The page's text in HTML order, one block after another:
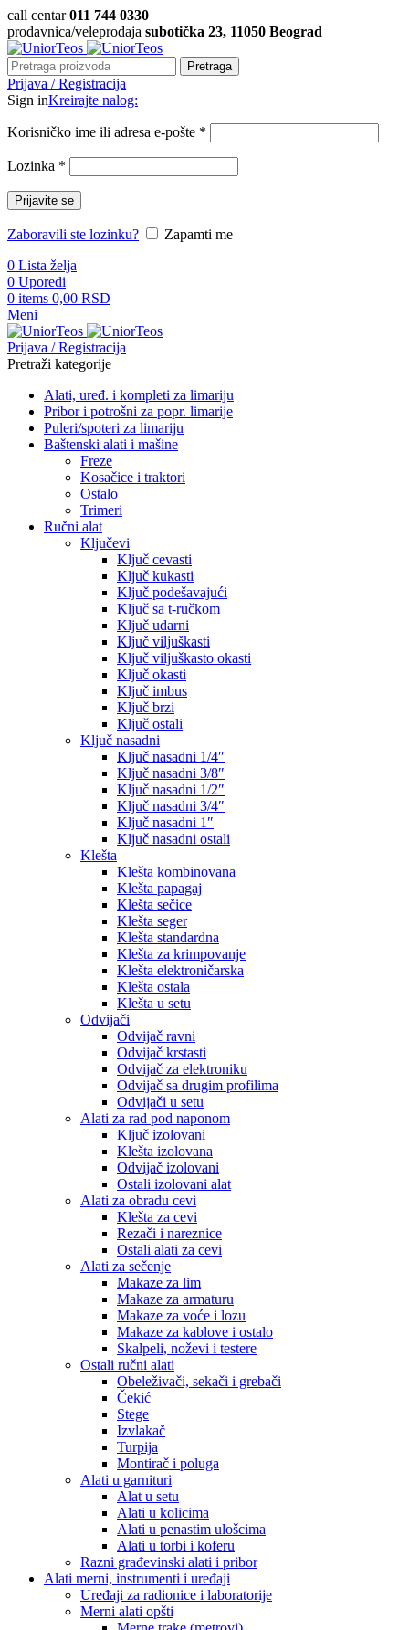
call centar011 744 0330
prodavnica/veleprodaja subotička 23, 11050 Beograd
Pretraga
Prijava / Registracija
Sign inKreirajte nalog:
Korisničko ime ili adresa e-pošte *
Lozinka *
Prijavite se
Zaboravili ste lozinku?
Zapamti me
0 Lista želja
0 Uporedi
0 items 0,00 RSD
Meni
Prijava / Registracija
Pretraži kategorije
Alati, uređ. i kompleti za limariju
Pribor i potrošni za popr. limarije
Puleri/spoteri za limariju
Baštenski alati i mašine
Freze
Kosačice i traktori
Ostalo
Trimeri
Ručni alat
Ključevi
Ključ cevasti
Ključ kukasti
Ključ podešavajući
Ključ sa t-ručkom
Ključ udarni
Ključ viljuškasti
Ključ viljuškasto okasti
Ključ okasti
Ključ imbus
Ključ brzi
Ključ ostali
Ključ nasadni
Ključ nasadni 1/4″
Ključ nasadni 3/8″
Ključ nasadni 1/2″
Ključ nasadni 3/4″
Ključ nasadni 1″
Ključ nasadni ostali
Klešta
Klešta kombinovana
Klešta papagaj
Klešta sečice
Klešta seger
Klešta standardna
Klešta za krimpovanje
Klešta elektroničarska
Klešta ostala
Klešta u setu
Odvijači
Odvijač ravni
Odvijač krstasti
Odvijač za elektroniku
Odvijač sa drugim profilima
Odvijači u setu
Alati za rad pod naponom
Ključ izolovani
Klešta izolovana
Odvijač izolovani
Ostali izolovani alat
Alati za obradu cevi
Klešta za cevi
Rezači i nareznice
Ostali alati za cevi
Alati za sečenje
Makaze za lim
Makaze za armaturu
Makaze za voće i lozu
Makaze za kablove i ostalo
Skalpeli, noževi i testere
Ostali ručni alati
Obeleživači, sekači i grebači
Čekić
Stege
Izvlakač
Turpija
Montirač i poluga
Alati u garnituri
Alat u setu
Alati u kolicima
Alati u penastim ulošcima
Alati u torbi i koferu
Razni građevinski alati i pribor
Alati merni, instrumenti i uređaji
Uređaji za radionice i laboratorije
Merni alati opšti